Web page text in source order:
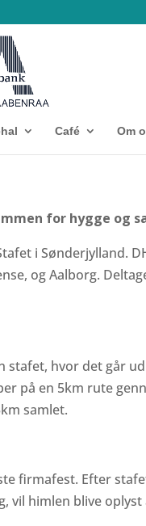
Café Om
for hygge og
i Sønderjylland.
og Aalborg.
stafet, hvor det går
på en 5km rute
samlet.
firmafest. Efter
vil himlen blive